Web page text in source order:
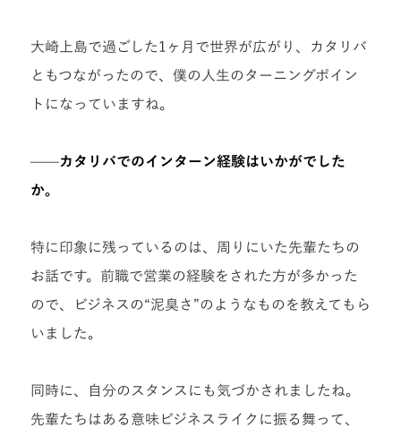
大崎上島で過ごした1ヶ月で世界が広がり、カタリバ
ともつながったので、僕の人生のターニングポイン
トになっていますね。
——カタリバでのインターン経験はいかがでした
か。
特に印象に残っているのは、周りにいた先輩たちの
お話です。前職で営業の経験をされた方が多かった
ので、ビジネスの“泥臭さ”のようなものを教えてもら
いました。
同時に、自分のスタンスにも気づかされましたね。
先輩たちはある意味ビジネスライクに振る舞って、